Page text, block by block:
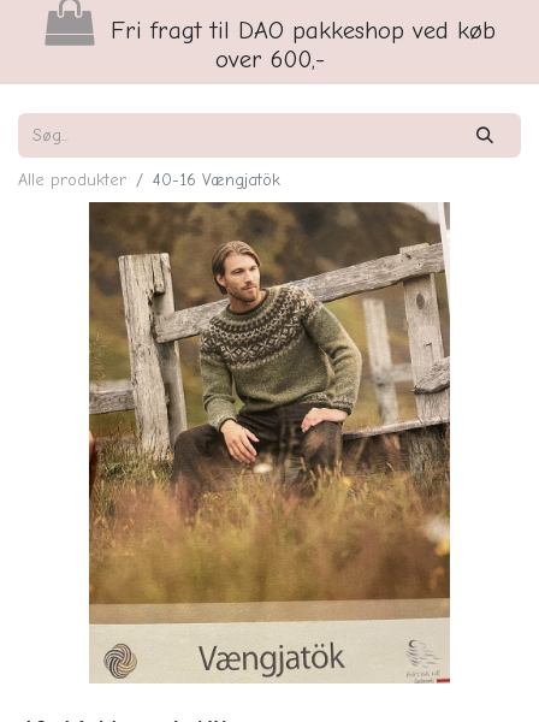
Fri fragt til DAO pakkeshop ved køb
over 600,-
Alle produkter 40-16 Vængjatök